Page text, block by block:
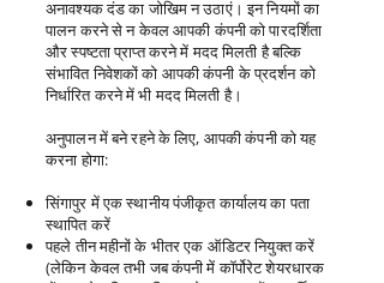
अनावश्यक दंड का जोखिम न उठाएं। इन नियमों का
पालन करने से न केवल आपकी कंपनी को पारदर्शिता
और स्पष्टता प्राप्त करने में मदद मिलती है बल्कि
संभावित निवेशकों को आपकी कंपनी के प्रदर्शन को
निर्धारित करने में भी मदद मिलती है।
अनुपालन में बने रहने के लिए, आपकी कंपनी को यह
करना होगा:
सिंगापुर में एक स्थानीय पंजीकृत कार्यालय का पता
स्थापित करें
पहले तीन महीनों के भीतर एक ऑडिटर नियुक्त करें
(लेकिन केवल तभी जब कंपनी में कॉर्पोरेट शेयरधारक